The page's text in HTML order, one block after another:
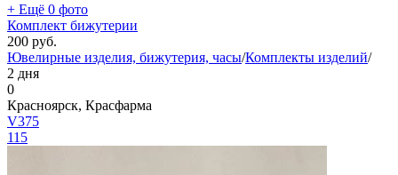
+ Ещё 0 фото
Комплект бижутерии
200 руб.
Ювелирные изделия, бижутерия, часы/Комплекты изделий/
2 дня
0
Красноярск, Красфарма
V375
115